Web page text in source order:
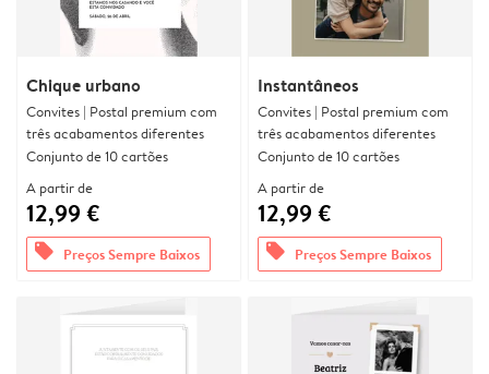
Chique urbano
Convites | Postal premium com
três acabamentos diferentes
Conjunto de 10 cartões
A partir de
12,99 €
offers Preços Sempre Baixos
Instantâneos
Convites | Postal premium com
três acabamentos diferentes
Conjunto de 10 cartões
A partir de
12,99 €
offers Preços Sempre Baixos